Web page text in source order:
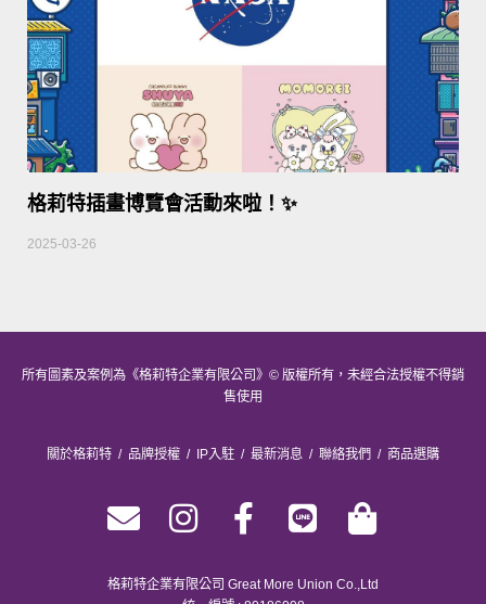
格莉特插畫博覽會活動來啦！✨
2025-03-26
所有圖素及案例為《格莉特企業有限公司》© 版權所有，未經合法授權不得銷
售使用
關於格莉特 / 品牌授權 / IP入駐 / 最新消息 / 聯絡我們 / 商品選購
格莉特企業有限公司 Great More Union Co.,Ltd